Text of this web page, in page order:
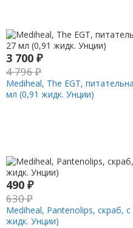
3 700 ₽
4 796₽
Mediheal, The EGT,
мл (0,91 жидк. Унции)
490 ₽
630₽
Mediheal, Pantenolips, скраб,
жидк. Унции)